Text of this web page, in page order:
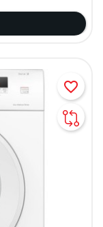
favorite_border